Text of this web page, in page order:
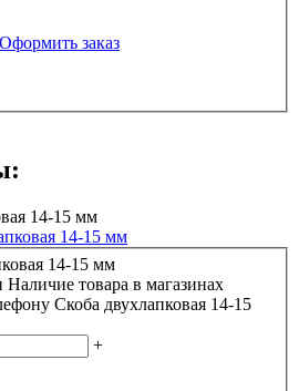
Оформить заказ
14-15 мм
Наличие товара в магазинах
Скоба двухлапковая 14-15
+